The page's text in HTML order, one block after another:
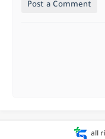
Post a Comment
all